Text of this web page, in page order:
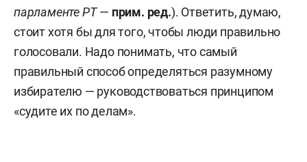
парламенте РТ— прим. ред.). Ответить, думаю,
стоит хотя бы для того, чтобы люди правильно
голосовали. Надо понимать, что самый
правильный способ определяться разумному
избирателю — руководствоваться принципом
«судите их по делам».